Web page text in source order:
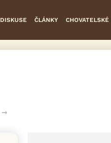
DISKUSE ČLÁNKY CHOVATELSKÉ